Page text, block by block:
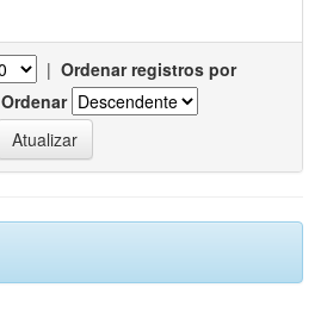
| Ordenar registros por
Ordenar